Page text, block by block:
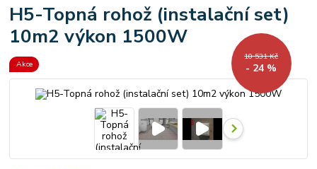
H5-Topná rohož (instalační set)
10m2 výkon 1500W
Akce
10 531 Kč
- 24 %